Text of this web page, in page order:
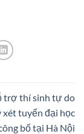
trợ thí sinh tự do
xét tuyển đại học
bố tại Hà Nội